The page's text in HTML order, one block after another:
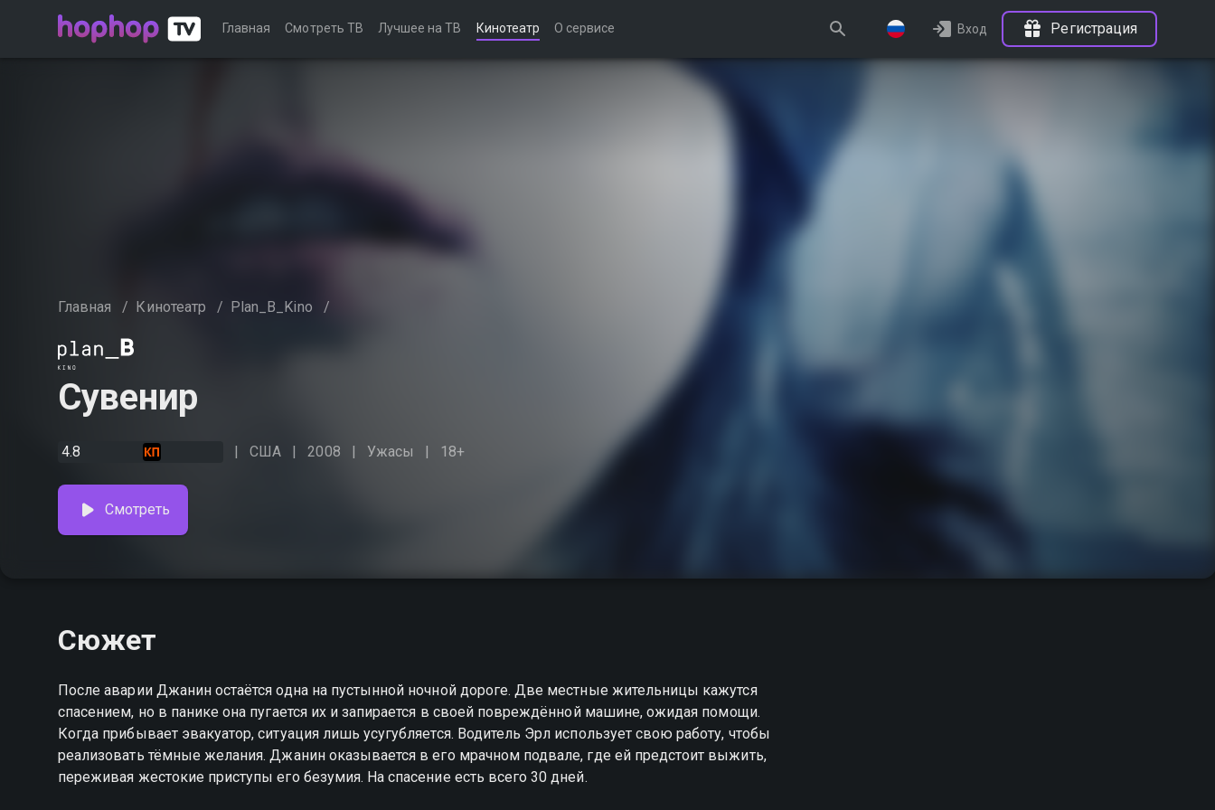
Главная Смотреть ТВ Лучшее на ТВ Кинотеатр О сервисе Вход Регистрация
Главная / Кинотеатр / Plan_B_Kino /
Сувенир
4.8 США 2008 Ужасы 18+
Смотреть
Сюжет
После аварии Джанин остаётся одна на пустынной ночной дороге. Две местные жительницы кажутся
спасением, но в панике она пугается их и запирается в своей повреждённой машине, ожидая помощи.
Когда прибывает эвакуатор, ситуация лишь усугубляется. Водитель Эрл использует свою работу, чтобы
реализовать тёмные желания. Джанин оказывается в его мрачном подвале, где ей предстоит выжить,
переживая жестокие приступы его безумия. На спасение есть всего 30 дней.